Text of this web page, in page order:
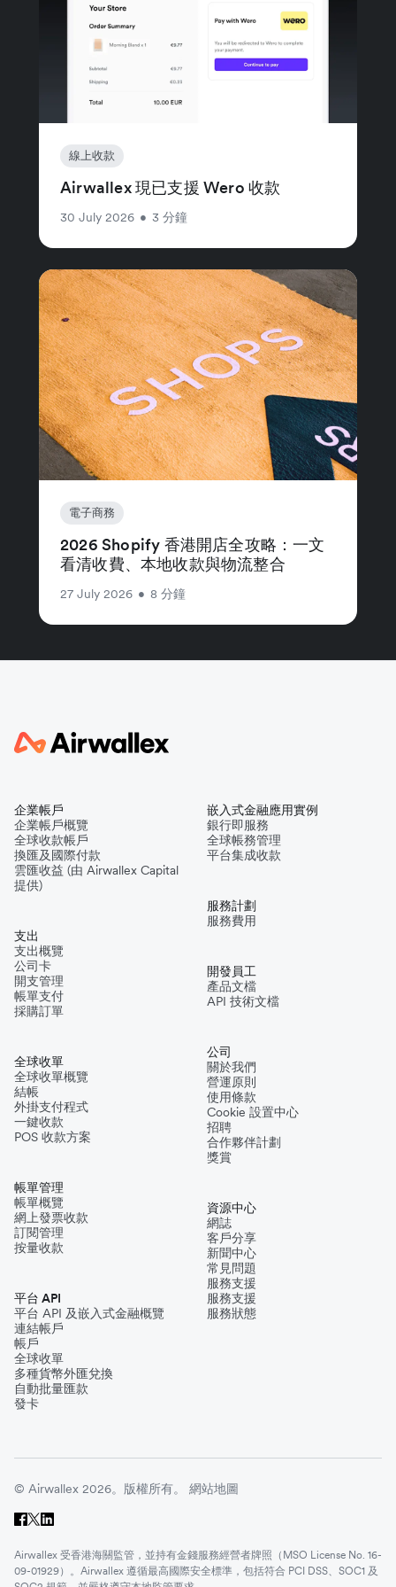
線上收款
Airwallex 現已支援 Wero 收款
30 July 2026 • 3 分鐘
電子商務
2026 Shopify 香港開店全攻略：一文
看清收費、本地收款與物流整合
27 July 2026 • 8 分鐘
企業帳戶
企業帳戶概覽
全球收款帳戶
換匯及國際付款
雲匯收益 (由 Airwallex Capital
提供)
支出
支出概覽
公司卡
開支管理
帳單支付
採購訂單
全球收單
全球收單概覽
結帳
外掛支付程式
一鍵收款
POS 收款方案
帳單管理
帳單概覽
網上發票收款
訂閱管理
按量收款
平台 API
平台 API 及嵌入式金融概覽
連結帳戶
帳戶
全球收單
多種貨幣外匯兌換
自動批量匯款
發卡
嵌入式金融應用實例
銀行即服務
全球帳務管理
平台集成收款
服務計劃
服務費用
開發員工
產品文檔
API 技術文檔
公司
關於我們
營運原則
使用條款
Cookie 設置中心
招聘
合作夥伴計劃
獎賞
資源中心
網誌
客戶分享
新聞中心
常見問題
服務支援
服務支援
服務狀態
© Airwallex 2026。版權所有。 網站地圖
Airwallex 受香港海關監管，並持有金錢服務經營者牌照（MSO License No. 16-
09-01929）。Airwallex 遵循最高國際安全標準，包括符合 PCI DSS、SOC1 及